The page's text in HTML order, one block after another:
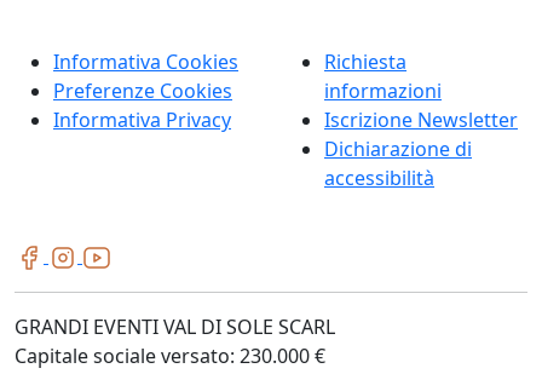
Informativa Cookies
Preferenze Cookies
Informativa Privacy
Richiesta
informazioni
Iscrizione Newsletter
Dichiarazione di
accessibilità
GRANDI EVENTI VAL DI SOLE SCARL
Capitale sociale versato: 230.000 €